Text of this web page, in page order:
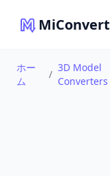
MiConvert
ホー
ム
/
3D Model
Converters